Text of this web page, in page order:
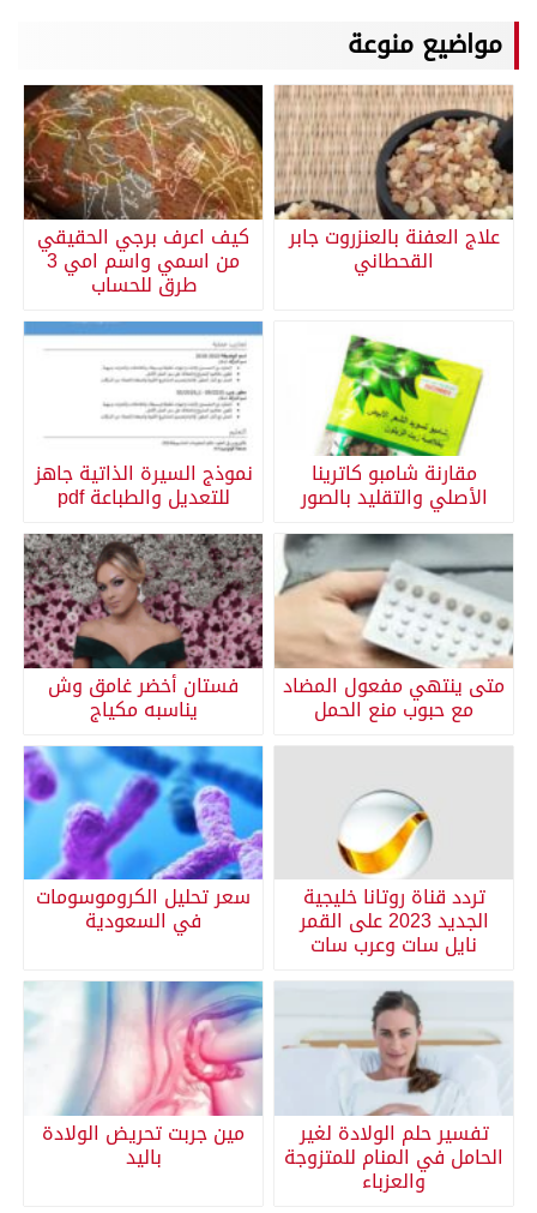
مواضيع منوعة
علاج العفنة بالعنزروت جابر
القحطاني
كيف اعرف برجي الحقيقي
من اسمي واسم امي 3
طرق للحساب
مقارنة شامبو كاترينا
الأصلي والتقليد بالصور
نموذج السيرة الذاتية جاهز
للتعديل والطباعة pdf
متى ينتهي مفعول المضاد
مع حبوب منع الحمل
فستان أخضر غامق وش
يناسبه مكياج
تردد قناة روتانا خليجية
الجديد 2023 على القمر
نايل سات وعرب سات
سعر تحليل الكروموسومات
في السعودية
تفسير حلم الولادة لغير
الحامل في المنام للمتزوجة
والعزباء
مين جربت تحريض الولادة
باليد